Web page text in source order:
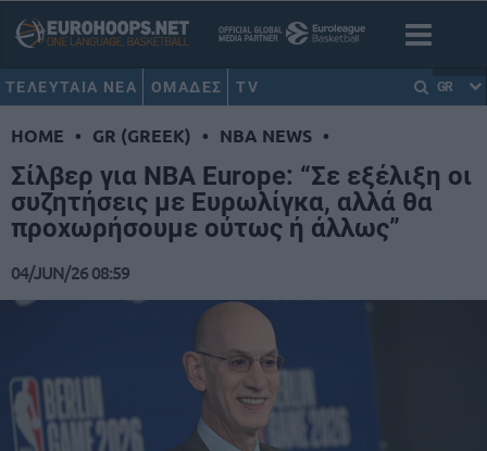
ΤΕΛΕΥΤΑΙΑ ΝΕΑ ΟΜΑΔΕΣ TV GR
HOME • GR (GREEK) • NBA NEWS •
Σίλβερ για NBA Europe: “Σε εξέλιξη οι
συζητήσεις με Ευρωλίγκα, αλλά θα
προχωρήσουμε ούτως ή άλλως”
04/JUN/26 08:59